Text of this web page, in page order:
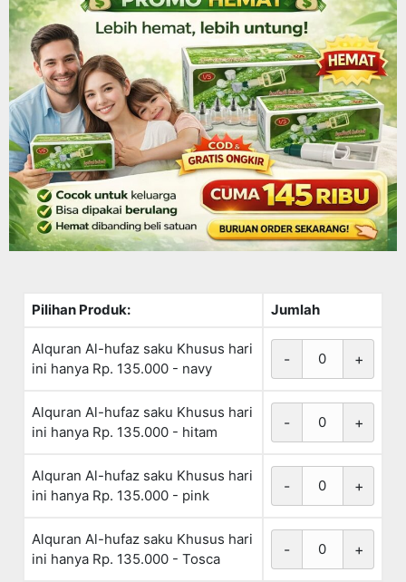
Pilihan Produk: Jumlah
Alquran Al-hufaz saku Khusus hari
ini hanya Rp. 135.000 - navy
- +
Alquran Al-hufaz saku Khusus hari
ini hanya Rp. 135.000 - hitam
- +
Alquran Al-hufaz saku Khusus hari
ini hanya Rp. 135.000 - pink
- +
Alquran Al-hufaz saku Khusus hari
ini hanya Rp. 135.000 - Tosca
- +